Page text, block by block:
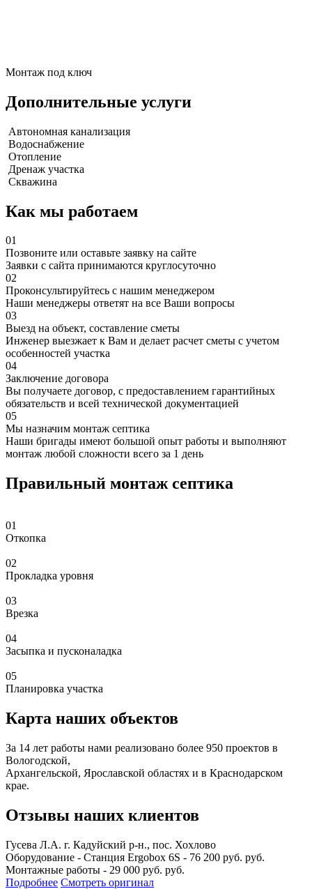
Монтаж под ключ
Дополнительные услуги
Автономная канализация
Водоснабжение
Отопление
Дренаж участка
Скважина
Как мы работаем
01
Позвоните или оставьте заявку на сайте
Заявки с сайта принимаются круглосуточно
02
Проконсультируйтесь с нашим менеджером
Наши менеджеры ответят на все Ваши вопросы
03
Выезд на объект, составление сметы
Инженер выезжает к Вам и делает расчет сметы с учетом
особенностей участка
04
Заключение договора
Вы получаете договор, с предоставлением гарантийных
обязательств и всей технической документацией
05
Мы назначим монтаж септика
Наши бригады имеют большой опыт работы и выполняют
монтаж любой сложности всего за 1 день
Правильный монтаж септика
01
Откопка
02
Прокладка уровня
03
Врезка
04
Засыпка и пусконаладка
05
Планировка участка
Карта наших объектов
За 14 лет работы нами реализовано более 950 проектов в
Вологодской,
Архангельской, Ярославской областях и в Краснодарском
крае.
Отзывы наших клиентов
Гусева Л.А. г. Кадуйский р-н., пос. Хохлово
Оборудование - Станция Ergobox 6S - 76 200 руб. руб.
Монтажные работы - 29 000 руб. руб.
Подробнее Смотреть оригинал